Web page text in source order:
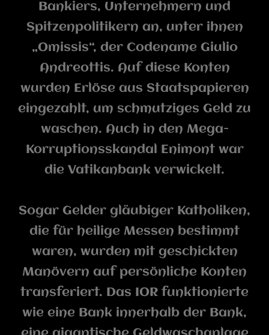
Bankiers, Unternehmern und
Spitzenpolitikern an, unter ihnen
„Omissis“, der Codename Giulio
Andreottis. Auf diese Konten
wurden Erlöse aus Staatspapieren
eingezahlt, um schmutziges Geld zu
waschen. Auch in den Mega-
Korruptionsskandal Enimont war
die Vatikanbank verwickelt.
Sogar Gelder gläubiger Katholiken,
die für heilige Messen bestimmt
waren, wurden mit geschickten
Manövern auf persönliche Konten
transferiert. Das IOR funktionierte
wie eine Bank innerhalb der Bank,